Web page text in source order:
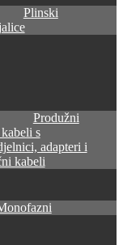
Plinski
Produžni
s
adapteri i
kabeli